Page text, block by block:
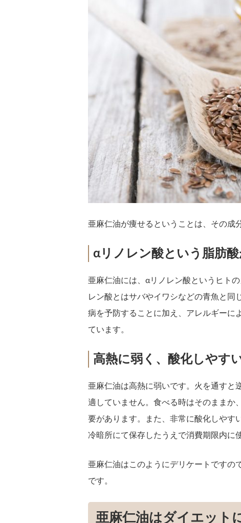
亜麻仁油が痩せるということは、その成
αリノレン酸という脂肪
亜麻仁油には、αリノレン酸というヒト
レン酸とはサバやイワシなどの青魚と
病を予防することに加え、アレルギーに
ています。
高熱に弱く、酸化しやす
亜麻仁油は高熱に弱いです。火を通すと
適していません。食べる時はそのままか
要があります。また、非常に酸化しやす
冷暗所にて保存したうえで消費期限内に
亜麻仁油はこのようにデリケートですの
です。
亜麻仁油はダイエット